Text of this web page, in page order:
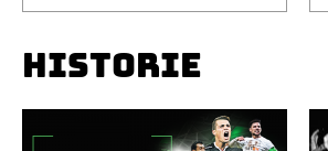
HISTORIE